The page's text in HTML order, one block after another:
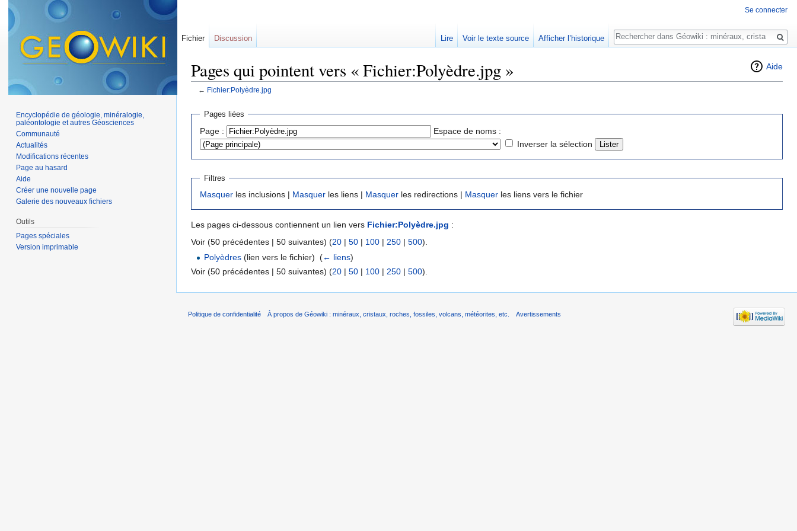
Aide
Pages qui pointent vers « Fichier:Polyèdre.jpg »
← Fichier:Polyèdre.jpg
Pages liées
Page :
Espace de noms :
Inverser la sélection
Filtres
Masquer les inclusions | Masquer les liens | Masquer les redirections | Masquer les liens vers le fichier
Les pages ci-dessous contiennent un lien vers Fichier:Polyèdre.jpg :
Voir (50 précédentes | 50 suivantes) (20 | 50 | 100 | 250 | 500).
Polyèdres (lien vers le fichier) ‎(← liens)
Voir (50 précédentes | 50 suivantes) (20 | 50 | 100 | 250 | 500).
Se connecter
Fichier Discussion Lire Voir le texte source Afficher l’historique
Rechercher
Encyclopédie de géologie, minéralogie,
paléontologie et autres Géosciences
Communauté
Actualités
Modifications récentes
Page au hasard
Aide
Créer une nouvelle page
Galerie des nouveaux fichiers
Outils
Pages spéciales
Version imprimable
Politique de confidentialité À propos de Géowiki : minéraux, cristaux, roches, fossiles, volcans, météorites, etc. Avertissements